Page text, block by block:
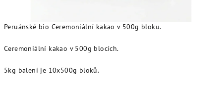
Peruánské bio Ceremoniální kakao v 500g bloku.
Ceremoniální kakao v 500g blocích.
5kg balení je 10x500g bloků.